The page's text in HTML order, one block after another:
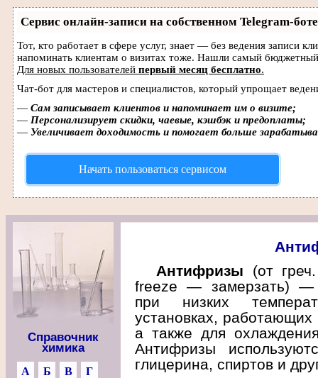
Сервис онлайн-записи на собственном Telegram-боте
Тот, кто работает в сфере услуг, знает — без ведения записи
напоминать клиентам о визитах тоже. Нашли самый
Для новых пользователей первый месяц бесплатно.
Чат-бот для мастеров и специалистов, который упрощает
— Сам записывает клиентов и напоминает им о визите;
— Персонализирует скидки, чаевые, кэшбэк и предоплаты;
— Увеличивает доходимость и помогает больше
Начать пользоваться сервисом
Справочник
химика
А Б В
Г
Антифризы (от
freeze — замерзать) —
при низких
установках, работающих
а также для
Антифризы
глицерина, спиртов и